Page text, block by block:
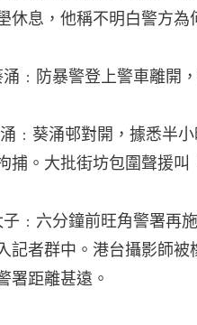
休息，他稱不明白警方為
涌﹕防暴警登上警車離開
涌﹕葵涌邨對開，據悉半
捕。大批街坊包圍聲援叫
子﹕六分鐘前旺角警署再
記者群中。港台攝影師
署距離甚遠。